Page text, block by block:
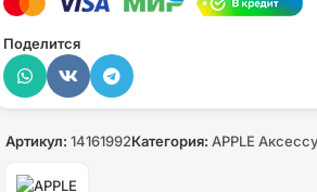
Поделится
Артикул: 14161992Категория: APPLE